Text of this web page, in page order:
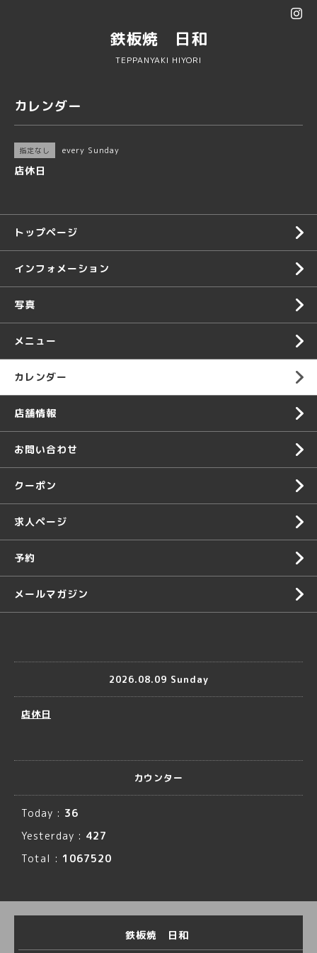
鉄板焼 日和
TEPPANYAKI HIYORI
カレンダー
指定なし every Sunday
店休日
トップページ
インフォメーション
写真
メニュー
カレンダー
店舗情報
お問い合わせ
クーポン
求人ページ
予約
メールマガジン
2026.08.09 Sunday
店休日
カウンター
Today : 36
Yesterday : 427
Total : 1067520
鉄板焼 日和